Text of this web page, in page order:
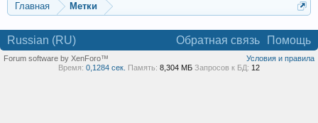
Главная Метки
Russian (RU) Обратная связь Помощь
Условия и правила
Forum software by XenForo™
Время: 0,1284 сек. Память: 8,304 МБ Запросов к БД: 12